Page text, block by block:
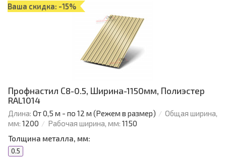
Ваша скидка: -15%
Профнастил С8-0.5, Ширина-1150мм, Полиэстер
RAL1014
Длина: От 0,5 м - по 12 м (Режем в размер)
Общая ширина,
мм: 1200 Рабочая ширина, мм: 1150
Толщина металла, мм:
0.5